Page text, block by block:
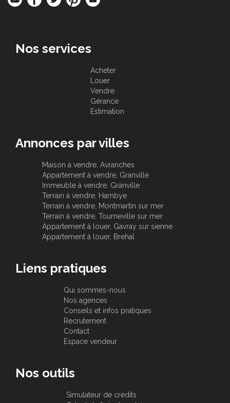
Nos services
Acheter
Louer
Vendre
Gérance
Estimation
Annonces par villes
Maison à vendre, Avranches
Appartement à vendre, Granville
Immeuble à vendre, Granville
Terrain à vendre, Hambye
Terrain à vendre, Montmartin sur mer
Terrain à vendre, Tourneville sur mer
Appartement à louer, Gavray sur sienne
Appartement à louer, Brehal
Liens pratiques
Qui sommes-nous
Nos agences
Conseils et infos pratiques
Recrutement
Contact
Espace vendeur
Nos outils
Simulateur de crédits